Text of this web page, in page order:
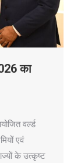
का
वर्ल्ड
एवं
के उत्कृष्ट